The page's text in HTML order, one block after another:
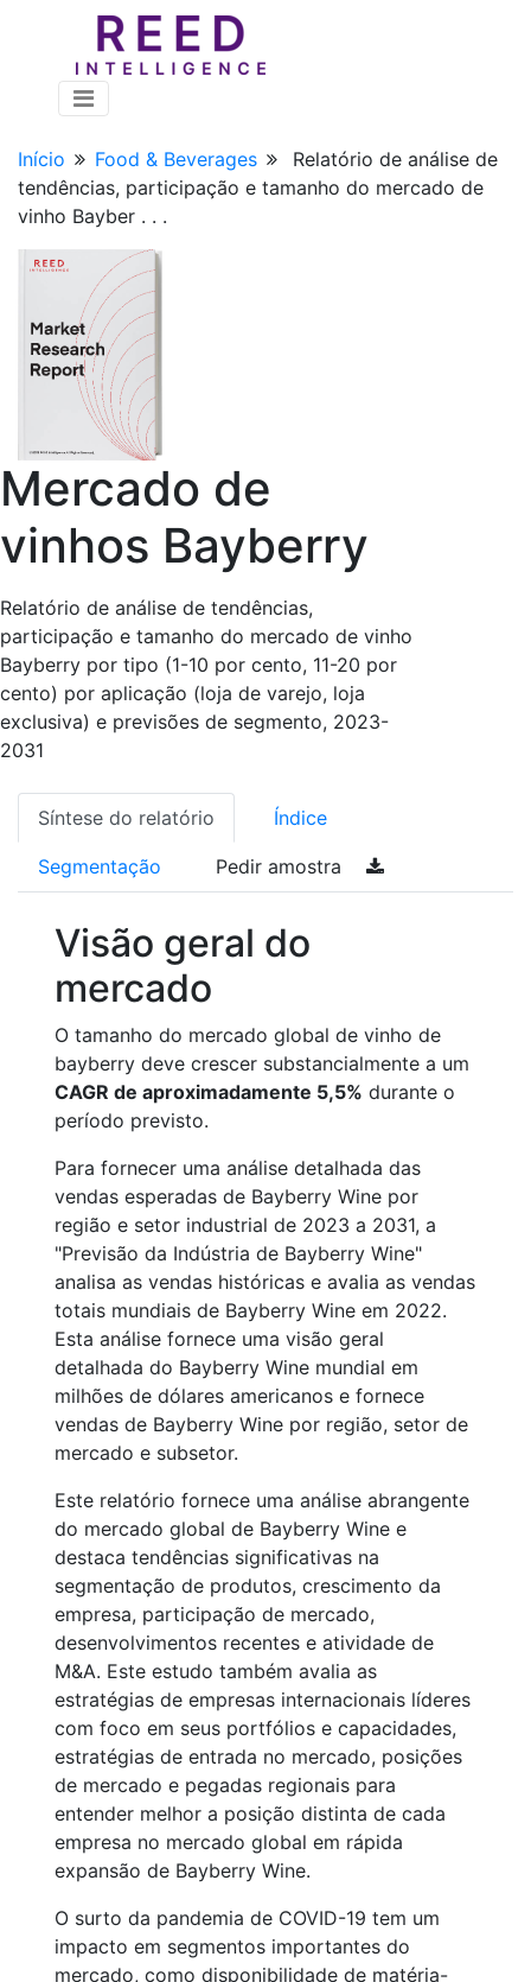
Início Food & Beverages
Relatório de análise de
tendências, participação e tamanho do mercado de
vinho Bayber . . .
Mercado de
vinhos Bayberry
Relatório de análise de tendências,
participação e tamanho do mercado de vinho
Bayberry por tipo (1-10 por cento, 11-20 por
cento) por aplicação (loja de varejo, loja
exclusiva) e previsões de segmento, 2023-
2031
Síntese do relatório Índice
Segmentação Pedir amostra
Visão geral do
mercado
O tamanho do mercado global de vinho de
bayberry deve crescer substancialmente a um
CAGR de aproximadamente 5,5% durante o
período previsto.
Para fornecer uma análise detalhada das
vendas esperadas de Bayberry Wine por
região e setor industrial de 2023 a 2031, a
"Previsão da Indústria de Bayberry Wine"
analisa as vendas históricas e avalia as vendas
totais mundiais de Bayberry Wine em 2022.
Esta análise fornece uma visão geral
detalhada do Bayberry Wine mundial em
milhões de dólares americanos e fornece
vendas de Bayberry Wine por região, setor de
mercado e subsetor.
Este relatório fornece uma análise abrangente
do mercado global de Bayberry Wine e
destaca tendências significativas na
segmentação de produtos, crescimento da
empresa, participação de mercado,
desenvolvimentos recentes e atividade de
M&A. Este estudo também avalia as
estratégias de empresas internacionais líderes
com foco em seus portfólios e capacidades,
estratégias de entrada no mercado, posições
de mercado e pegadas regionais para
entender melhor a posição distinta de cada
empresa no mercado global em rápida
expansão de Bayberry Wine.
O surto da pandemia de COVID-19 tem um
impacto em segmentos importantes do
mercado, como disponibilidade de matéria-